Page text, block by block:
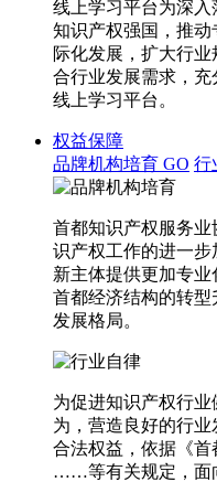
线上学习平台为深
知识产权强国，推
际化发展，扩大行
合行业发展需求，
线上学习平台。
权益保障
品牌机构培育 GO 行
首都知识产权服务
识产权工作的进一步
新主体提供更加专
首都经济结构的转
发展格局。
为促进知识产权行
为，营造良好的行
合法权益，依据《首
……等有关规定，面